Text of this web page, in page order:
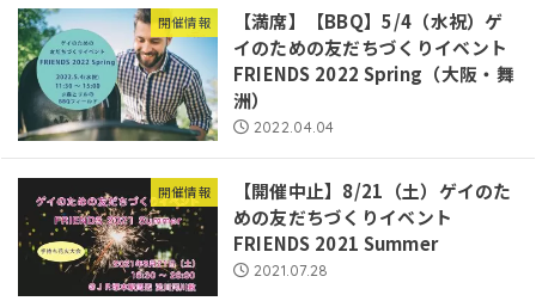
開催情報
【満席】【BBQ】5/4（水祝）ゲ
イのための友だちづくりイベント
FRIENDS 2022 Spring（大阪・舞
洲）
2022.04.04
開催情報
【開催中止】8/21（土）ゲイのた
めの友だちづくりイベント
FRIENDS 2021 Summer
2021.07.28